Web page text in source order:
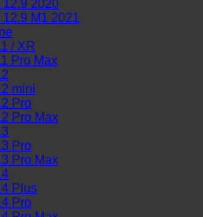
12.9 2020
M1 2021
/ XR
Pro Max
mini
Pro
Pro Max
Pro
Pro Max
Plus
Pro